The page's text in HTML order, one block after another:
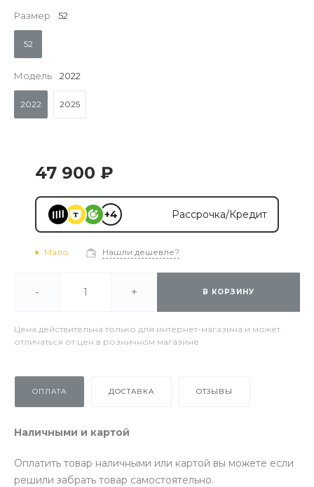
Размер 52
52
Модель 2022
2022 2025
47 900 ₽
+4 Рассрочка/Кредит
Мало Нашли дешевле?
- + В КОРЗИНУ
Цена действительна только для интернет-магазина и может
отличаться от цен в розничном магазине
ОПЛАТА ДОСТАВКА ОТЗЫВЫ
Наличными и картой
Оплатить товар наличными или картой вы можете если
решили забрать товар самостоятельно.